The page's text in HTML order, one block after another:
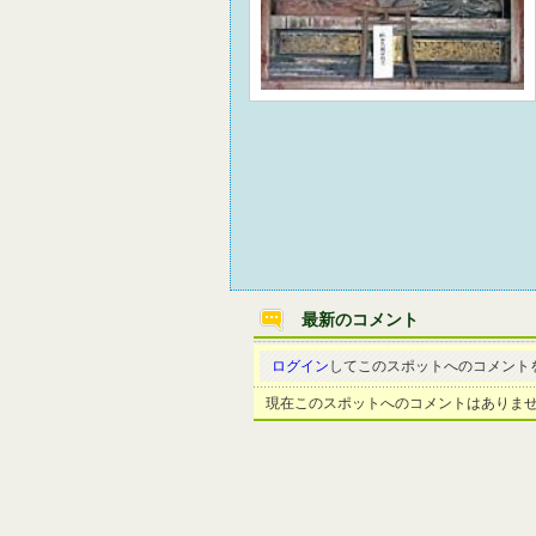
最新のコメント
ログイン してこのスポットへのコメント
現在このスポットへのコメントはありま